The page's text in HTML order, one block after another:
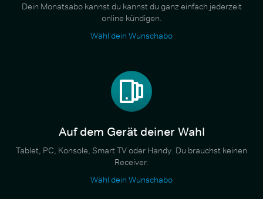
Dein Monatsabo kannst du kannst du ganz einfach jederzeit
online kündigen.
Wähl dein Wunschabo
Auf dem Gerät deiner Wahl
Tablet, PC, Konsole, Smart TV oder Handy. Du brauchst keinen
Receiver.
Wähl dein Wunschabo